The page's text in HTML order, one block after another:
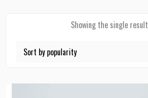
Showing the single result